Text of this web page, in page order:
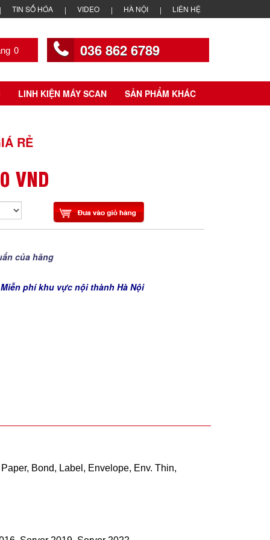
TIN SỐ HÓA VIDEO HÀ NỘI LIÊN HỆ
0 036 862 6789
LINH KIỆN MÁY SCAN SẢN PHẨM KHÁC
RẺ
VND
của hãng
phí khu vực nội thành Hà Nội
Bond, Label, Envelope, Env. Thin,